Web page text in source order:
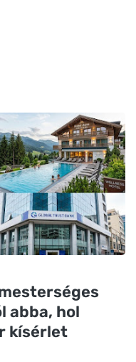
abba, hol
kísérlet